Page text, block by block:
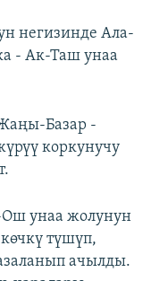
негизинде Ала-
- Ак-Таш унаа
Базар -
коркунучу
унаа жолунун
түшүп,
ачылды.